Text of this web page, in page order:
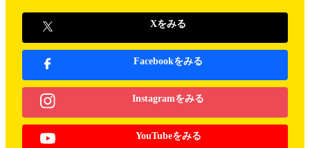
Xをみる
Facebookをみる
Instagramをみる
YouTubeをみる